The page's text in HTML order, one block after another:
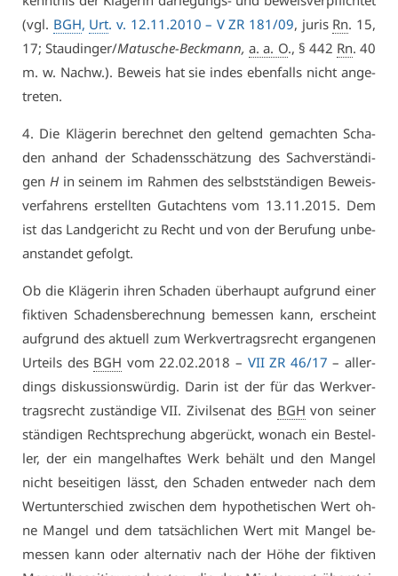
(vgl. BGH, Urt. v. 12.11.2010 – V ZR 181/09, ju­ris Rn. 15,
17; Stau­din­ger/Ma­tu­sche-Beck­mann, a. a. O., § 442 Rn. 40
m. w. Nachw.). Be­weis hat sie in­des eben­falls nicht an­ge­
tre­ten.
4. Die Klä­ge­rin be­rech­net den gel­tend ge­mach­ten Scha­
den an­hand der Scha­dens­schät­zung des Sach­ver­stän­di­
gen Hin sei­nem im Rah­men des selbst­stän­di­gen Be­weis­
ver­fah­rens er­stell­ten Gut­ach­tens vom 13.11.2015. Dem
ist das Land­ge­richt zu Recht und von der Be­ru­fung un­be­
an­stan­det ge­folgt.
Ob die Klä­ge­rin ih­ren Scha­den über­haupt auf­grund ei­ner
fik­ti­ven Scha­dens­be­rech­nung be­mes­sen kann, er­scheint
auf­grund des ak­tu­ell zum Werk­ver­trags­recht er­gan­ge­nen
Ur­teils des BGH vom 22.02.2018 – VII ZR 46/17 – al­ler­
dings dis­kus­si­ons­wür­dig. Dar­in ist der für das Werk­ver­
trags­recht zu­stän­di­ge VII. Zi­vil­se­nat des BGH von sei­ner
stän­di­gen Recht­spre­chung ab­ge­rückt, wo­nach ein Be­stel­
ler, der ein man­gel­haf­tes Werk be­hält und den Man­gel
nicht be­sei­ti­gen lässt, den Scha­den ent­we­der nach dem
Wert­un­ter­schied zwi­schen dem hy­po­the­ti­schen Wert oh­
ne Man­gel und dem tat­säch­li­chen Wert mit Man­gel be­
mes­sen kann oder al­ter­na­tiv nach der Hö­he der fik­ti­ven